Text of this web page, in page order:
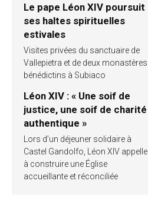
Le pape Léon XIV poursuit
ses haltes spirituelles
estivales
Visites privées du sanctuaire de
Vallepietra et de deux monastères
bénédictins à Subiaco
Léon XIV : « Une soif de
justice, une soif de charité
authentique »
Lors d’un déjeuner solidaire à
Castel Gandolfo, Léon XIV appelle
à construire une Église
accueillante et réconciliée